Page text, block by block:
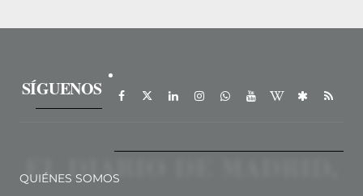
SÍGUENOS
QUIÉNES SOMOS